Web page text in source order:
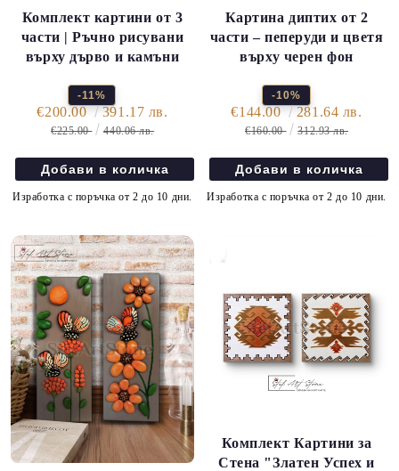
Комплект картини от 3
части | Ръчно рисувани
върху дърво и камъни
-11%
€200.00 391.17 лв.
€225.00 440.06 лв.
Изработка с поръчка от 2 до 10 дни.
Картина диптих от 2
части – пеперуди и цветя
върху черен фон
-10%
€144.00 281.64 лв.
€160.00 312.93 лв.
Изработка с поръчка от 2 до 10 дни.
Комплект Картини за
Стена "Златен Успех и